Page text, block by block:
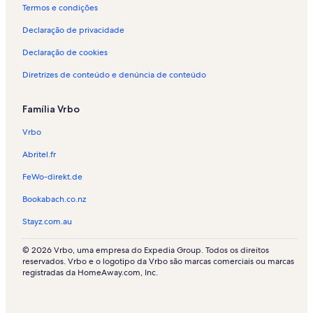
o
r
e
p
a
d
a
-
h
l
i
p
o
t
m
r
a
d
a
G
o
e
s
p
r
e
o
r
a
d
-
a
n
-
L
é
i
s
o
t
p
o
r
a
a
S
e
r
e
é
i
p
r
m
p
o
r
d
-
i
n
Termos e condições
Declaração de privacidade
Declaração de cookies
Diretrizes de conteúdo e denúncia de conteúdo
Família Vrbo
Vrbo
Abritel.fr
FeWo-direkt.de
Bookabach.co.nz
Stayz.com.au
© 2026 Vrbo, uma empresa do Expedia Group. Todos os direitos
reservados. Vrbo e o logotipo da Vrbo são marcas comerciais ou marcas
registradas da HomeAway.com, Inc.